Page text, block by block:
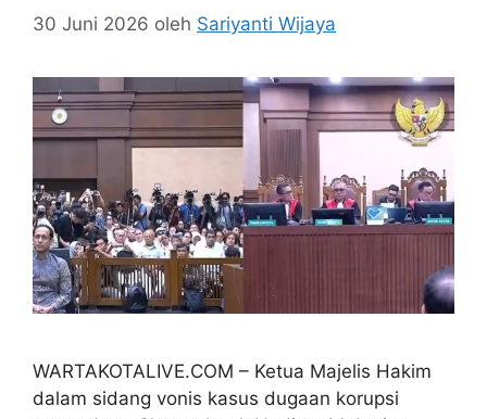
30 Juni 2026 oleh Sariyanti Wijaya
WARTAKOTALIVE.COM – Ketua Majelis Hakim
dalam sidang vonis kasus dugaan korupsi